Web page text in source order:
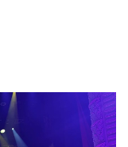
- Gia đình